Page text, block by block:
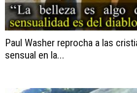
Paul Washer reprocha a las
sensual en la...